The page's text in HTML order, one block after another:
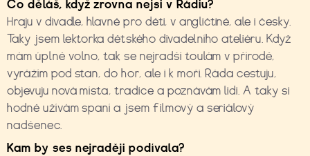
Co děláš, když zrovna nejsi v Rádiu?
Hraju v divadle, hlavně pro děti, v angličtině, ale i česky.
Taky jsem lektorka dětského divadelního ateliéru. Když
mám úplně volno, tak se nejradši toulám v přírodě,
vyrážím pod stan, do hor, ale i k moři. Ráda cestuju,
objevuju nová místa, tradice a poznávám lidi. A taky si
hodně užívám spaní a jsem filmový a seriálový
nadšenec.
Kam by ses nejraději podívala?